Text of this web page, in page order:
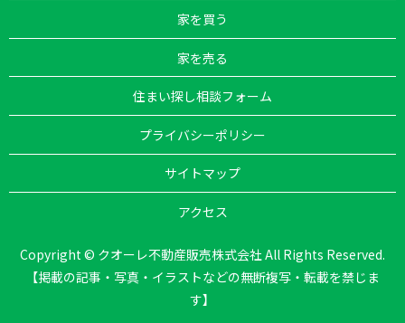
家を買う
家を売る
住まい探し相談フォーム
プライバシーポリシー
サイトマップ
アクセス
Copyright © クオーレ不動産販売株式会社 All Rights Reserved.
【掲載の記事・写真・イラストなどの無断複写・転載を禁じま
す】